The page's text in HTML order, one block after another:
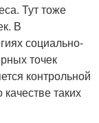
Тут тоже
В
социально-
точек
контрольной
таких